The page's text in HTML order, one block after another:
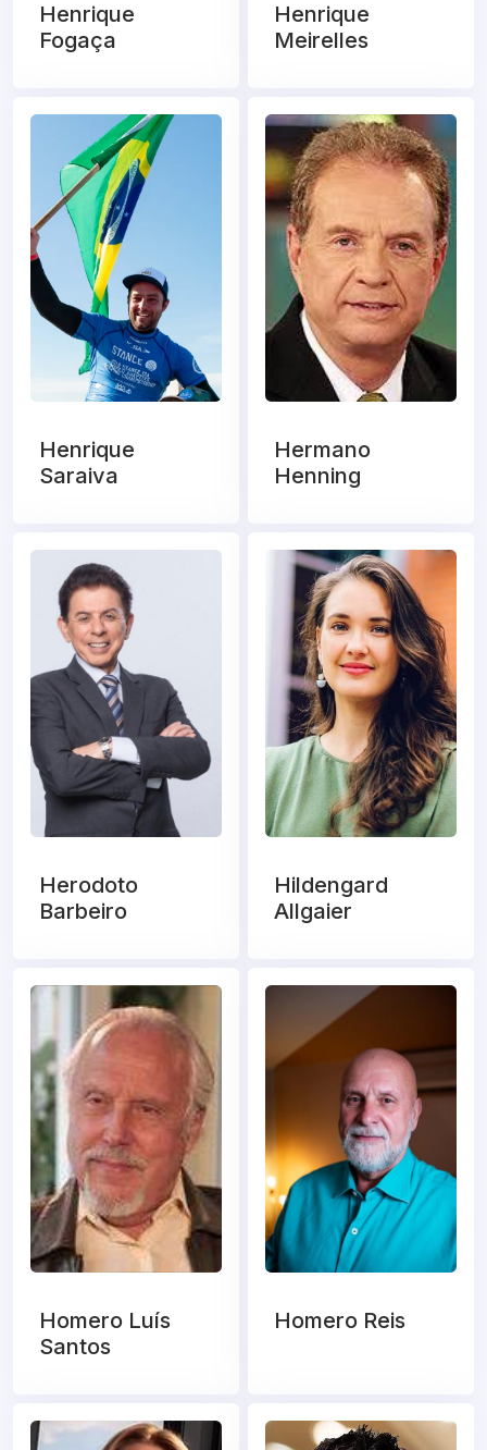
Henrique
Fogaça
Henrique
Meirelles
Henrique
Saraiva
Hermano
Henning
Herodoto
Barbeiro
Hildengard
Allgaier
Homero Luís
Santos
Homero Reis